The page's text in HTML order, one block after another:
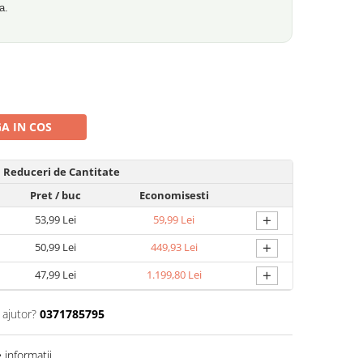
IN COS
Reduceri de Cantitate
Pret/ buc
Economisesti
53,99 Lei
59,99 Lei +
50,99 Lei 449,93 Lei +
47,99 Lei 1.199,80 Lei +
0371785795